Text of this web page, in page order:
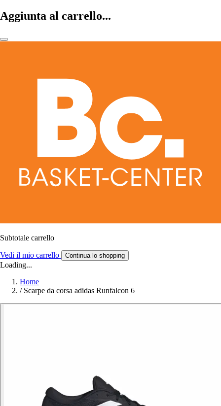
Aggiunta al carrello...
Subtotale carrello
Vedi il mio carrello Continua lo shopping
Loading...
Home
/ Scarpe da corsa adidas Runfalcon 6